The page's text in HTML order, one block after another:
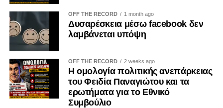
ανάγκην με διαφθορά. Όταν, όμως, παραμένουν
αδήλωτες, μπορούν να επηρεάσουν τις οργανωτικές
αποφάσεις και να οδηγήσουν σε μορφές «κατάληψης» της
διαδικασίας λήψης αποφάσεων από επιμέρους
συμφέροντα. Ο ΟΟΣΑ έχει επισημάνει ότι η αδιαφανής
άσκηση επιρροής περιορίζει την ακεραιότητα των θεσμών
και υπονομεύει την εμπιστοσύνη των πολιτών.
Η ψηφιακή επικοινωνία διευρύνει περαιτέρω το πεδίο της
OFF THE RECORD 1 month ago
Δυσαρέσκεια μέσω facebook δεν
λαμβάνεται υπόψη
OFF THE RECORD 2 weeks ago
Η ομολογία πολιτικής ανεπάρκειας
του Φειδία Παναγιώτου και τα
ερωτήματα για το Εθνικό
Συμβούλιο